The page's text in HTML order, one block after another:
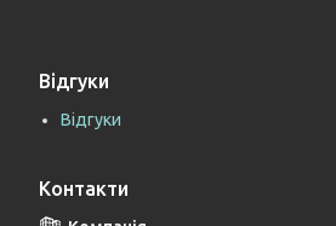
Відгуки
Відгуки
Контакти